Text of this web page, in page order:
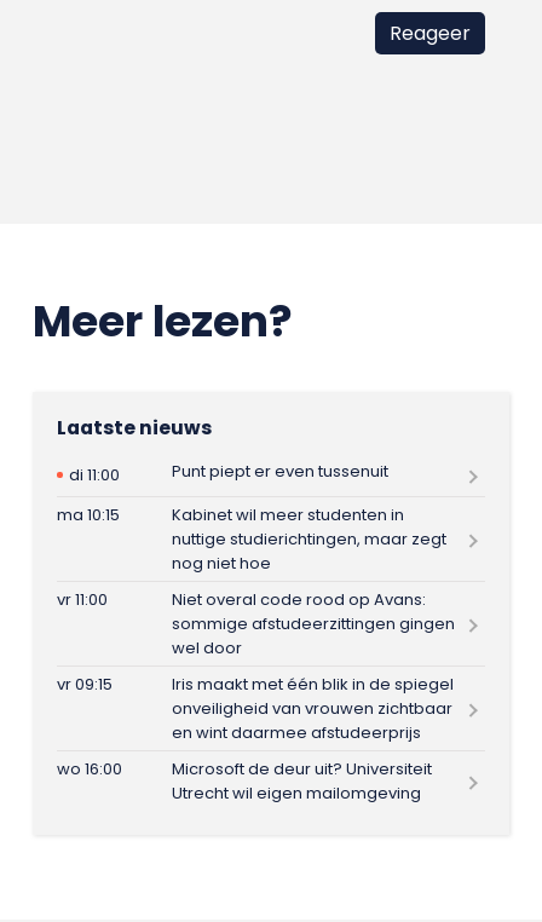
Meer lezen?
Laatste nieuws
di 11:00
Punt piept er even tussenuit
ma 10:15
Kabinet wil meer studenten in
nuttige studierichtingen, maar zegt
nog niet hoe
vr 11:00
Niet overal code rood op Avans:
sommige afstudeerzittingen gingen
wel door
vr 09:15
Iris maakt met één blik in de spiegel
onveiligheid van vrouwen zichtbaar
en wint daarmee afstudeerprijs
wo 16:00
Microsoft de deur uit? Universiteit
Utrecht wil eigen mailomgeving